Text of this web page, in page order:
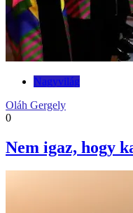
Nagyvilág
Oláh Gergely
0
Nem igaz, hogy